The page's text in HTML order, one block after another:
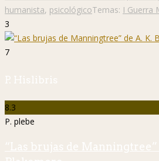
humanista, psicológicoTemas: I Guerra
3
7
P. Hislibris
8.3
P. plebe
“Las brujas de Manningtree”